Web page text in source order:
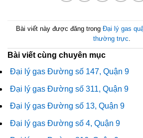
Bài viết này được đăng trong Đại lý gas
thường trực.
Bài viết cùng chuyên mục
Đại lý gas Đường số 147, Quận 9
Đại lý gas Đường số 311, Quận 9
Đại lý gas Đường số 13, Quận 9
Đại lý gas Đường số 4, Quận 9